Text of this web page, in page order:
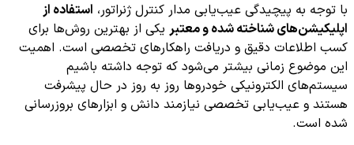
با توجه به پیچیدگی عیب‌یابی مدار کنترل ژنراتور، استفاده از
اپلیکیشن‌های شناخته شده و معتبر یکی از بهترین روش‌ها برای
کسب اطلاعات دقیق و دریافت راهکارهای تخصصی است. اهمیت
این موضوع زمانی بیشتر می‌شود که توجه داشته باشیم
سیستم‌های الکترونیکی خودروها روز به روز در حال پیشرفت
هستند و عیب‌یابی تخصصی نیازمند دانش و ابزارهای بروزرسانی
شده است.